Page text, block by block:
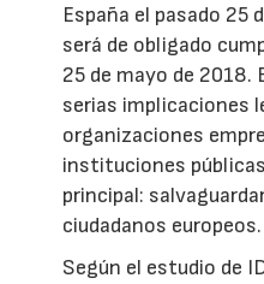
España el pasado 25
será de obligado
25 de mayo de 2018.
serias implicaciones
organizaciones
instituciones
principal:
ciudadanos europeos.
Según el estudio de